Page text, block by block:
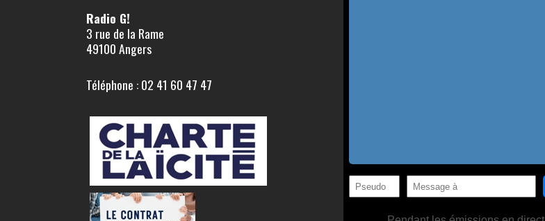
Radio G!
3 rue de la Rame
49100 Angers
Téléphone : 02 41 60 47 47